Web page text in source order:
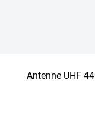
Antenne UHF